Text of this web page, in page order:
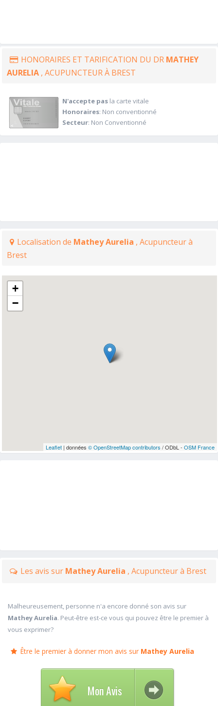
HONORAIRES ET TARIFICATION DU DR MATHEY
AURELIA , ACUPUNCTEUR À BREST
N'accepte pasla carte vitale
Honoraires: Non conventionné
Secteur: Non Conventionné
Localisation de Mathey Aurelia , Acupuncteur à
Brest
+
−
Leaflet| données © OpenStreetMap contributors / ODbL - OSM France
Les avis sur Mathey Aurelia , Acupuncteur à Brest
Malheureusement, personne n'a encore donné son avis sur
Mathey Aurelia. Peut-être est-ce vous qui pouvez être le premier à
vous exprimer?
Être le premier à donner mon avis sur Mathey Aurelia
Mon Avis